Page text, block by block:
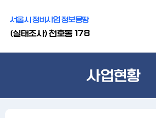
서울시 정비사업 정보몽땅
(실태조사) 천호동 178
사업현황